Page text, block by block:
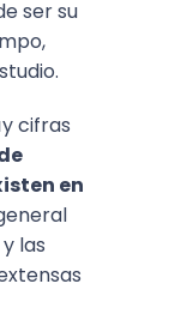
ser su
cifras
en
las